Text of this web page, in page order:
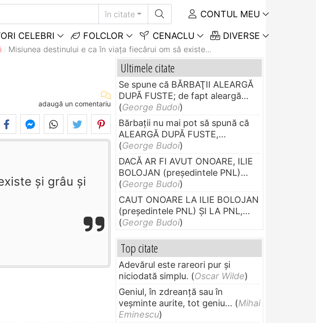
în citate CONTUL MEU
CELEBRI FOLCLOR CENACLU DIVERSE
Misiunea destinului e ca în viaţa fiecărui om să existe...
adaugă un comentariu
şi grâu şi
Ultimele citate
Se spune că BĂRBAŢII ALEARGĂ
DUPĂ FUSTE; de fapt aleargă...
(George Budoi)
Bărbaţii nu mai pot să spună că
ALEARGĂ DUPĂ FUSTE,...
(George Budoi)
DACĂ AR FI AVUT ONOARE, ILIE
BOLOJAN (preşedintele PNL)...
(George Budoi)
CAUT ONOARE LA ILIE BOLOJAN
(preşedintele PNL) ŞI LA PNL,...
(George Budoi)
Top citate
Adevărul este rareori pur și
niciodată simplu. (Oscar Wilde)
Geniul, în zdreanţă sau în
veşminte aurite, tot geniu... (Mihai
Eminescu)